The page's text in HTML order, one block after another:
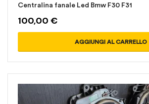
Centralina fanale Led Bmw F30 F31
100,00 €
AGGIUNGI AL CARRELLO